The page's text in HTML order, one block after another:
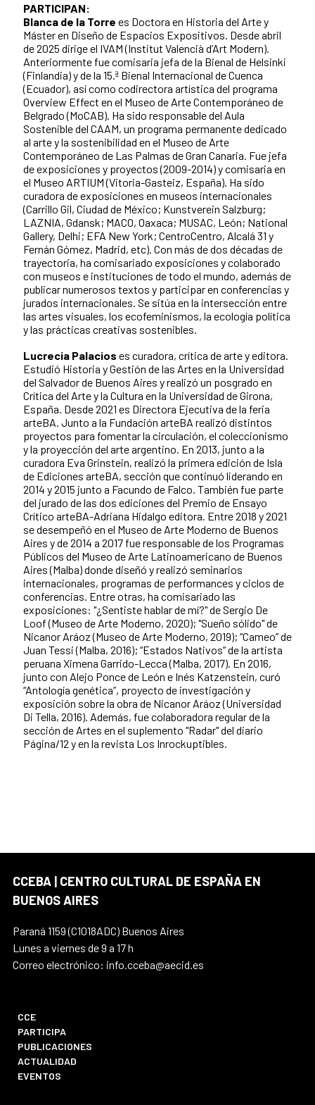
PARTICIPAN:
Blanca de la Torre es Doctora en Historia del Arte y
Máster en Diseño de Espacios Expositivos. Desde abril
de 2025 dirige el IVAM (Institut Valencià d’Art Modern).
Anteriormente fue comisaria jefa de la Bienal de Helsinki
(Finlandia) y de la 15.ª Bienal Internacional de Cuenca
(Ecuador), así como codirectora artística del programa
Overview Effect en el Museo de Arte Contemporáneo de
Belgrado (MoCAB). Ha sido responsable del Aula
Sostenible del CAAM, un programa permanente dedicado
al arte y la sostenibilidad en el Museo de Arte
Contemporáneo de Las Palmas de Gran Canaria. Fue jefa
de exposiciones y proyectos (2009-2014) y comisaria en
el Museo ARTIUM (Vitoria-Gasteiz, España). Ha sido
curadora de exposiciones en museos internacionales
(Carrillo Gil, Ciudad de México; Kunstverein Salzburg;
LAZNIA, Gdansk; MACO, Oaxaca; MUSAC, León; National
Gallery, Delhi; EFA New York; CentroCentro, Alcalá 31 y
Fernán Gómez, Madrid, etc). Con más de dos décadas de
trayectoria, ha comisariado exposiciones y colaborado
con museos e instituciones de todo el mundo, además de
publicar numerosos textos y participar en conferencias y
jurados internacionales. Se sitúa en la intersección entre
las artes visuales, los ecofeminismos, la ecología política
y las prácticas creativas sostenibles.
Lucrecia Palacios es curadora, crítica de arte y editora.
Estudió Historia y Gestión de las Artes en la Universidad
del Salvador de Buenos Aires y realizó un posgrado en
Crítica del Arte y la Cultura en la Universidad de Girona,
España. Desde 2021 es Directora Ejecutiva de la feria
arteBA. Junto a la Fundación arteBA realizó distintos
proyectos para fomentar la circulación, el coleccionismo
y la proyección del arte argentino. En 2013, junto a la
curadora Eva Grinstein, realizó la primera edición de Isla
de Ediciones arteBA, sección que continuó liderando en
2014 y 2015 junto a Facundo de Falco. También fue parte
del jurado de las dos ediciones del Premio de Ensayo
Crítico arteBA-Adriana Hidalgo editora. Entre 2018 y 2021
se desempeñó en el Museo de Arte Moderno de Buenos
Aires y de 2014 a 2017 fue responsable de los Programas
Públicos del Museo de Arte Latinoamericano de Buenos
Aires (Malba) donde diseñó y realizó seminarios
internacionales, programas de performances y ciclos de
conferencias. Entre otras, ha comisariado las
exposiciones: "¿Sentiste hablar de mí?" de Sergio De
Loof (Museo de Arte Moderno, 2020); "Sueño sólido" de
Nicanor Aráoz (Museo de Arte Moderno, 2019); “Cameo” de
Juan Tessi (Malba, 2016); “Estados Nativos” de la artista
peruana Ximena Garrido-Lecca (Malba, 2017). En 2016,
junto con Alejo Ponce de León e Inés Katzenstein, curó
“Antología genética”, proyecto de investigación y
exposición sobre la obra de Nicanor Aráoz (Universidad
Di Tella, 2016). Además, fue colaboradora regular de la
sección de Artes en el suplemento "Radar" del diario
Página/12 y en la revista Los Inrockuptibles.
CCEBA | CENTRO CULTURAL DE ESPAÑA EN
BUENOS AIRES
Paraná 1159 (C1018ADC) Buenos Aires
Lunes a viernes de 9 a 17 h
Correo electrónico: info.cceba@aecid.es
CCE
PARTICIPA
PUBLICACIONES
ACTUALIDAD
EVENTOS